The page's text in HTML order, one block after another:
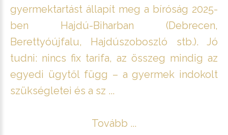
gyermektartást állapít meg a bíróság 2025-
ben Hajdú-Biharban (Debrecen,
Berettyóújfalu, Hajdúszoboszló stb.). Jó
tudni: nincs fix tarifa, az összeg mindig az
egyedi ügytől függ – a gyermek indokolt
szükségletei és a sz ...
Tovább ...